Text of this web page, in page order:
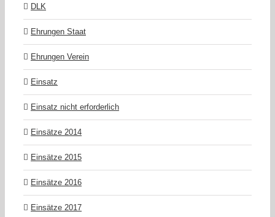
DLK
Ehrungen Staat
Ehrungen Verein
Einsatz
Einsatz nicht erforderlich
Einsätze 2014
Einsätze 2015
Einsätze 2016
Einsätze 2017